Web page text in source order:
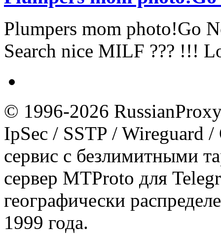
Plumpers mom photo!Go
Search nice MILF ??? !!!
© 1996-2026
IpSec / SSTP / Wireguard
сервис с безлимитными
сервер MTProto для
географически
1999 года.